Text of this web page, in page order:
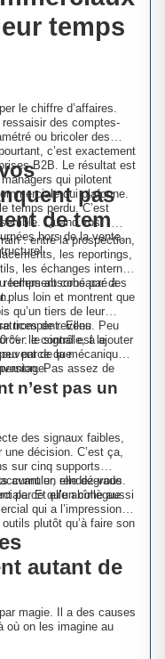
temps
le chiffre d’affaires.
des comptes-
ou bricoler des
c’est exactement
B2B. Le résultat est
qui pilotent
qui plafonne.
temps perdu. C’est
Quand vos
hors de la vente,
pas
de temps
: entre la prospection,
les reportings,
les échanges internes
consacré à
temps absorbé par des
plus loin et montrent que
qu’un tiers de leur
de revenu. Peu
% : le signal est le
parce que
trompent. Elles
le contrôle, à ajouter
de la mécanique
Pas assez de
n’est pas un
des signaux faibles,
décision. C’est ça,
sur cinq supports
avant un rendez-vous.
parce qu’un collègue
elle dégrade
Et elle abîme aussi
qui a l’impression
plutôt qu’à faire son
autant de
magie. Il a des causes
où on les imagine au